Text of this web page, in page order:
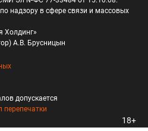
надзору в сфере связи и массовых
Холдинг»
А.В. Брусницын
допускается
перепечатки
18+